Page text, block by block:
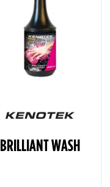
BRILLIANT WASH